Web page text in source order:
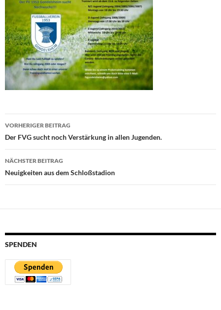
Beitragsnavigation
VORHERIGER BEITRAG
Der FVG sucht noch Verstärkung in allen Jugenden.
NÄCHSTER BEITRAG
Neuigkeiten aus dem Schloßstadion
SPENDEN